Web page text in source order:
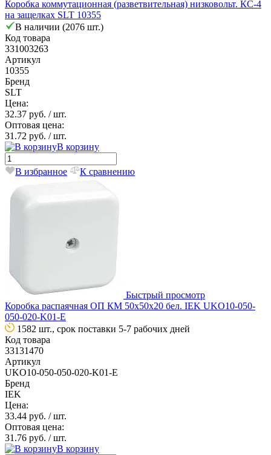
Коробка коммутационная (разветвительная) низковольт. КС-4
на защелках SLT 10355
В наличии (2076 шт.)
Код товара
331003263
Артикул
10355
Бренд
SLT
Цена:
32.37 руб. / шт.
Оптовая цена:
31.72 руб. / шт.
В корзину
В избранное К сравнению
Быстрый просмотр
Коробка распаячная ОП КМ 50х50х20 бел. IEK UKO10-050-
050-020-K01-E
1582 шт., срок поставки 5-7 рабочих дней
Код товара
33131470
Артикул
UKO10-050-050-020-K01-E
Бренд
IEK
Цена:
33.44 руб. / шт.
Оптовая цена:
31.76 руб. / шт.
В корзину